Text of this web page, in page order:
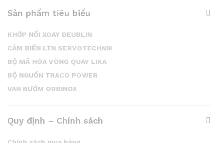
Sản phẩm tiêu biểu
KHỚP NỐI XOAY DEUBLIN
CẢM BIẾN LTN SERVOTECHNIK
BỘ MÃ HÓA VÒNG QUAY LIKA
BỘ NGUỒN TRACO POWER
VAN BƯỚM ORBINOX
Quy định – Chính sách